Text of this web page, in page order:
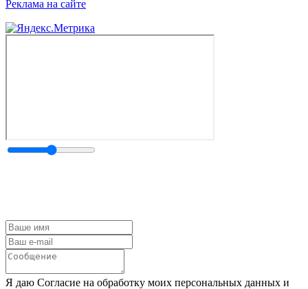
Реклама на сайте
Я даю Согласие на обработку моих персональных данных и